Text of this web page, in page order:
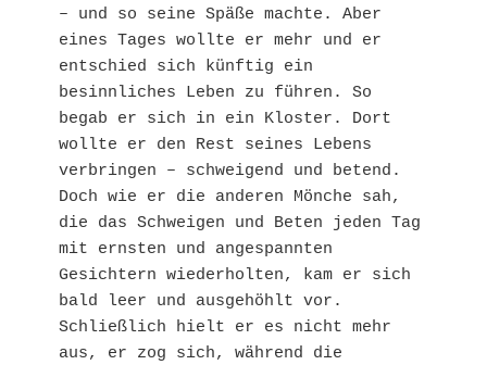
– und so seine Späße machte. Aber
eines Tages wollte er mehr und er
entschied sich künftig ein
besinnliches Leben zu führen. So
begab er sich in ein Kloster. Dort
wollte er den Rest seines Lebens
verbringen – schweigend und betend.
Doch wie er die anderen Mönche sah,
die das Schweigen und Beten jeden Tag
mit ernsten und angespannten
Gesichtern wiederholten, kam er sich
bald leer und ausgehöhlt vor.
Schließlich hielt er es nicht mehr
aus, er zog sich, während die